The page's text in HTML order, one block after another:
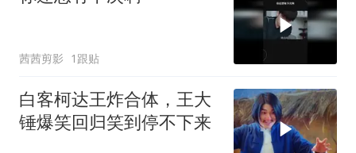
茜茜剪影 1跟贴
白客柯达王炸合体，王大
锤爆笑回归笑到停不下来